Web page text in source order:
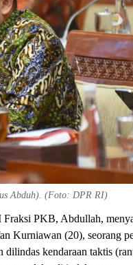
Abduh). (Foto: DPR RI)
PKB, Abdullah,
Kurniawan (20), seorang
kendaraan taktis